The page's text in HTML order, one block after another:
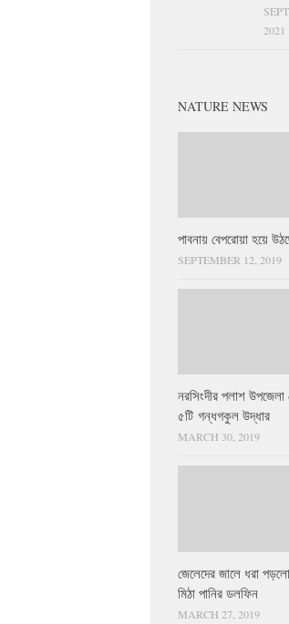
2021
NATURE NEWS
পাবনায় বেপরোয়া হয়ে
SEPTEMBER 12, 2019
নরসিংদীর পলাশ উপজেলা
৫টি গন্ধগকুল উদ্ধার
MARCH 30, 2019
জেলেদের জালে ধরা
মিঠা পানির ডলফিন
MARCH 27, 2019